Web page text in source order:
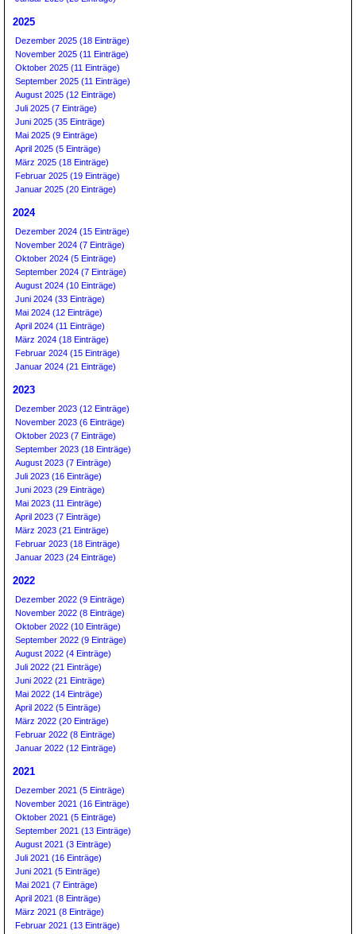
2025
Dezember 2025 (18 Einträge)
November 2025 (11 Einträge)
Oktober 2025 (11 Einträge)
September 2025 (11 Einträge)
August 2025 (12 Einträge)
Juli 2025 (7 Einträge)
Juni 2025 (35 Einträge)
Mai 2025 (9 Einträge)
April 2025 (5 Einträge)
März 2025 (18 Einträge)
Februar 2025 (19 Einträge)
Januar 2025 (20 Einträge)
2024
Dezember 2024 (15 Einträge)
November 2024 (7 Einträge)
Oktober 2024 (5 Einträge)
September 2024 (7 Einträge)
August 2024 (10 Einträge)
Juni 2024 (33 Einträge)
Mai 2024 (12 Einträge)
April 2024 (11 Einträge)
März 2024 (18 Einträge)
Februar 2024 (15 Einträge)
Januar 2024 (21 Einträge)
2023
Dezember 2023 (12 Einträge)
November 2023 (6 Einträge)
Oktober 2023 (7 Einträge)
September 2023 (18 Einträge)
August 2023 (7 Einträge)
Juli 2023 (16 Einträge)
Juni 2023 (29 Einträge)
Mai 2023 (11 Einträge)
April 2023 (7 Einträge)
März 2023 (21 Einträge)
Februar 2023 (18 Einträge)
Januar 2023 (24 Einträge)
2022
Dezember 2022 (9 Einträge)
November 2022 (8 Einträge)
Oktober 2022 (10 Einträge)
September 2022 (9 Einträge)
August 2022 (4 Einträge)
Juli 2022 (21 Einträge)
Juni 2022 (21 Einträge)
Mai 2022 (14 Einträge)
April 2022 (5 Einträge)
März 2022 (20 Einträge)
Februar 2022 (8 Einträge)
Januar 2022 (12 Einträge)
2021
Dezember 2021 (5 Einträge)
November 2021 (16 Einträge)
Oktober 2021 (5 Einträge)
September 2021 (13 Einträge)
August 2021 (3 Einträge)
Juli 2021 (16 Einträge)
Juni 2021 (5 Einträge)
Mai 2021 (7 Einträge)
April 2021 (8 Einträge)
März 2021 (8 Einträge)
Februar 2021 (13 Einträge)